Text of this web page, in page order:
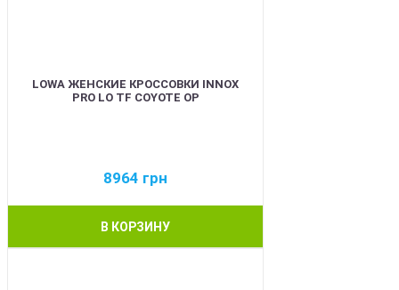
LOWA ЖЕНСКИЕ КРОССОВКИ INNOX
PRO LO TF COYOTE OP
8964 грн
В КОРЗИНУ